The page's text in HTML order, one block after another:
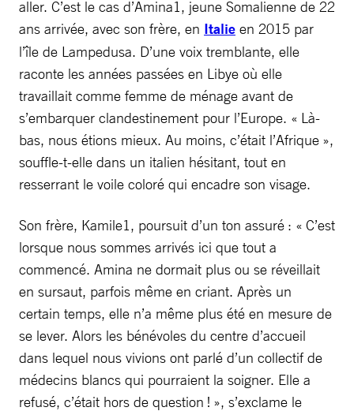
aller. C’est le cas d’Amina1, jeune Somalienne de 22
ans arrivée, avec son frère, en Italie en 2015 par
l’île de Lampedusa. D’une voix tremblante, elle
raconte les années passées en Libye où elle
travaillait comme femme de ménage avant de
s’embarquer clandestinement pour l’Europe. « Là-
bas, nous étions mieux. Au moins, c’était l’Afrique »,
souffle-t-elle dans un italien hésitant, tout en
resserrant le voile coloré qui encadre son visage.
Son frère, Kamile1, poursuit d’un ton assuré : « C’est
lorsque nous sommes arrivés ici que tout a
commencé. Amina ne dormait plus ou se réveillait
en sursaut, parfois même en criant. Après un
certain temps, elle n’a même plus été en mesure de
se lever. Alors les bénévoles du centre d’accueil
dans lequel nous vivions ont parlé d’un collectif de
médecins blancs qui pourraient la soigner. Elle a
refusé, c’était hors de question ! », s’exclame le